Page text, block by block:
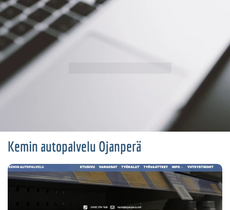
Kemin autopalvelu Ojanperä